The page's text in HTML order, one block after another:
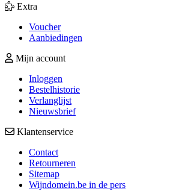
Extra
Voucher
Aanbiedingen
Mijn account
Inloggen
Bestelhistorie
Verlanglijst
Nieuwsbrief
Klantenservice
Contact
Retourneren
Sitemap
Wijndomein.be in de pers